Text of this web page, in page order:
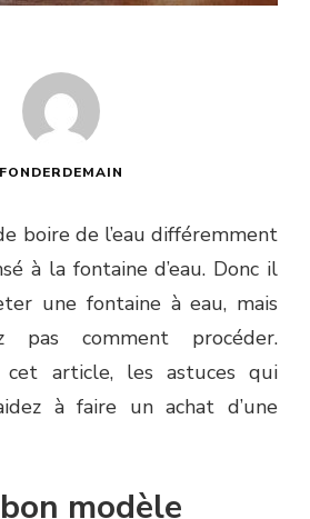
FONDERDEMAIN
boire de l’eau différemment
à la fontaine d’eau. Donc il
une fontaine à eau, mais
pas comment procéder.
cet article, les astuces qui
à faire un achat d’une
modèle